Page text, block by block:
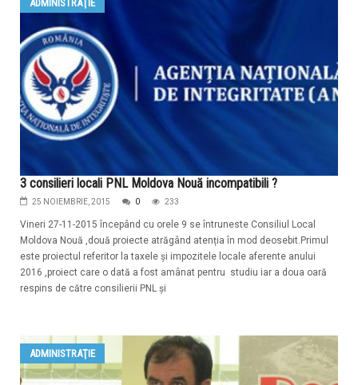
ADMINISTRAŢIE
3 consilieri locali PNL Moldova Nouă incompatibili ?
25 NOIEMBRIE, 2015 0 233
Vineri 27-11-2015 începând cu orele 9 se întruneste Consiliul Local
Moldova Nouă ,două proiecte atrăgând atenția în mod deosebit.Primul
este proiectul referitor la taxele și impozitele locale aferente anului
2016 ,proiect care o dată a fost amânat pentru studiu iar a doua oară
respins de către consilierii PNL și
ADMINISTRAŢIE